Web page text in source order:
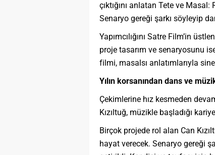
çıktığını anlatan Tete ve
Senaryo gereği şarkı söyleyip
Yapımcılığını Satre Film’in
proje tasarım ve senaryosunu
filmi, masalsı anlatımlarıyla
Yılın korsanından dans ve
Çekimlerine hız kesmeden
Kızıltuğ, müzikle başladığı
Birçok projede rol alan Can
hayat verecek. Senaryo gereği